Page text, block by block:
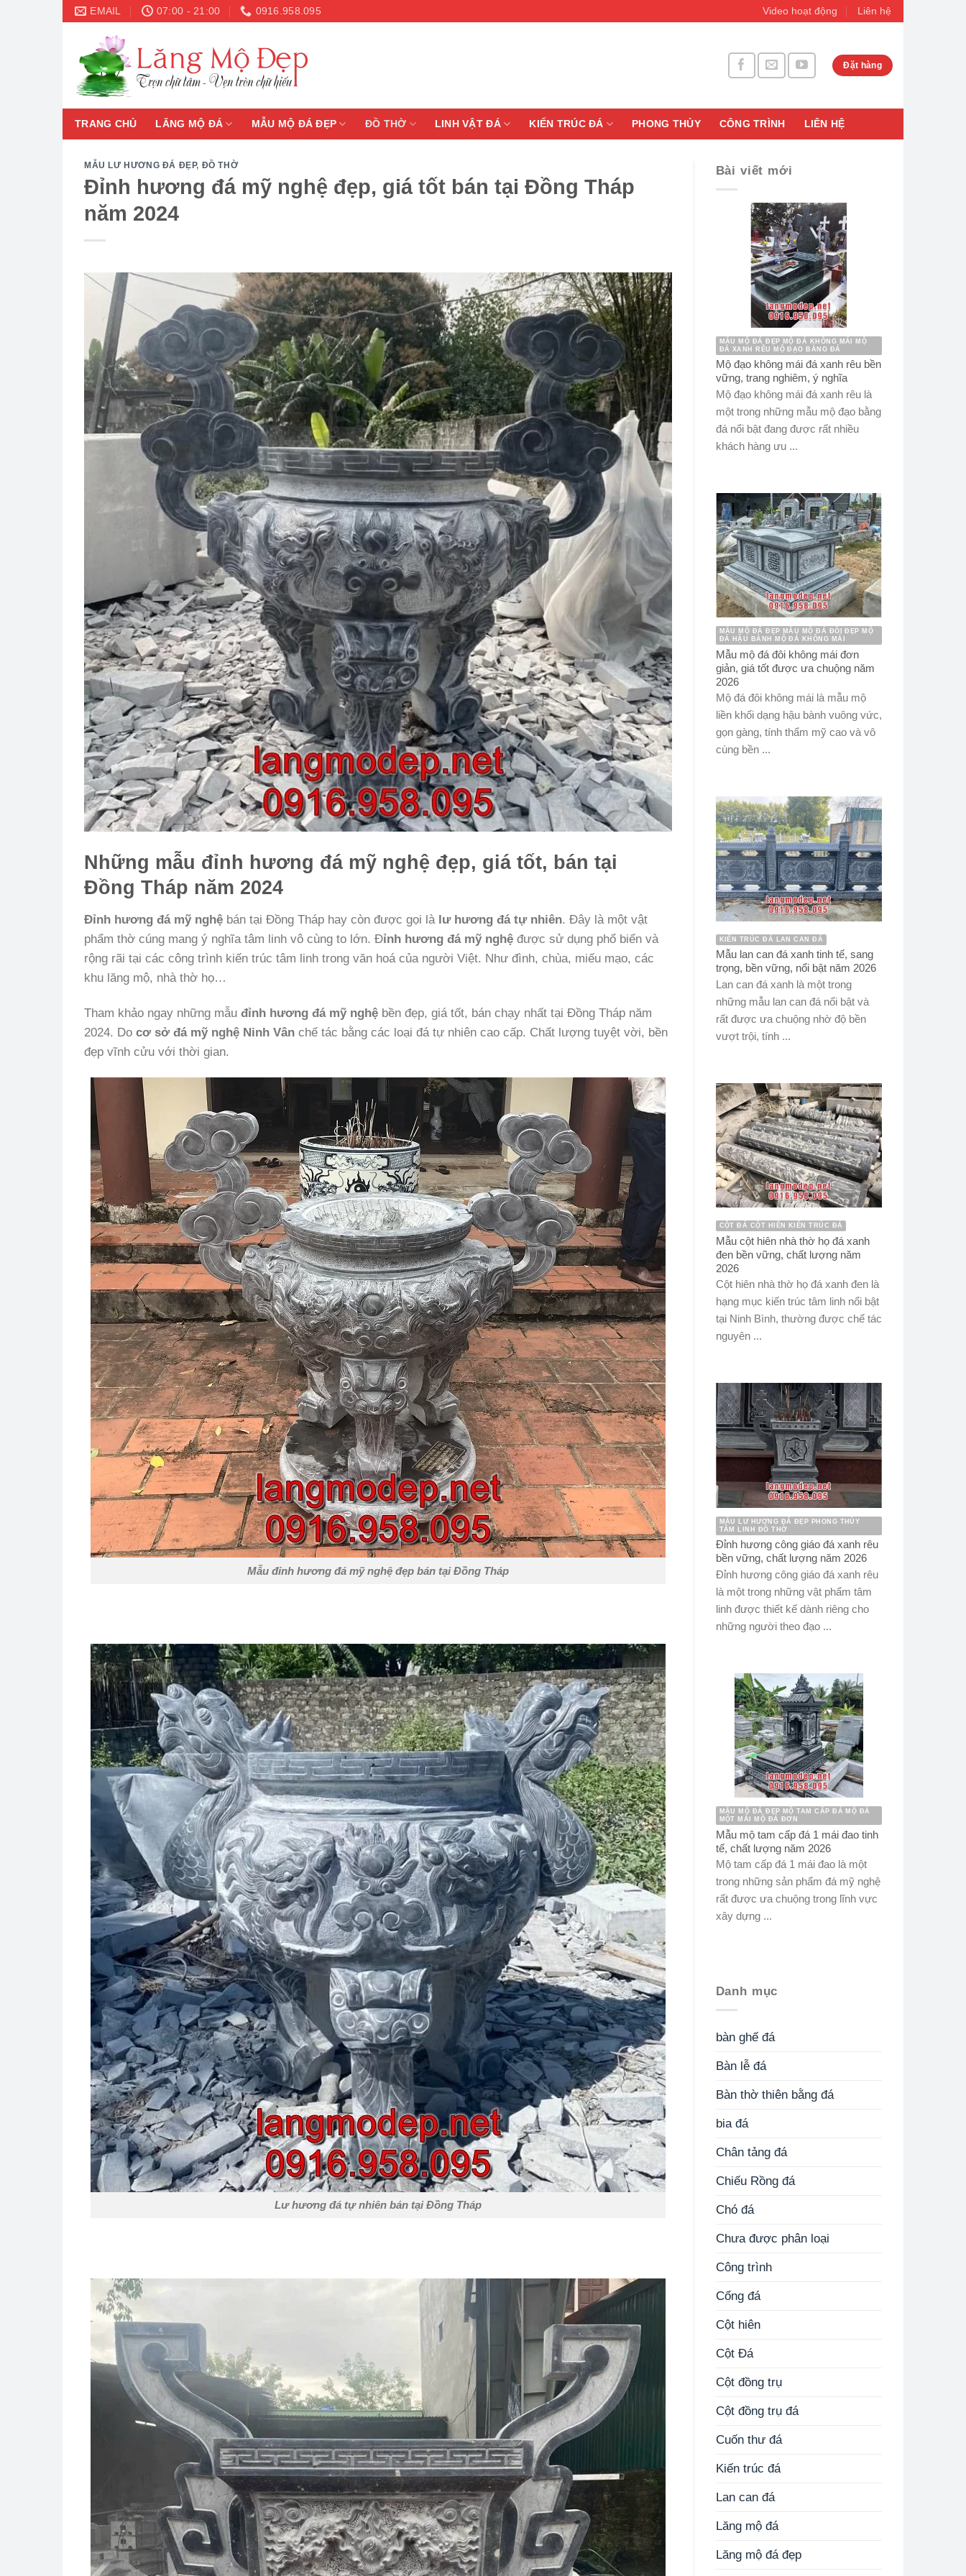
Skip
content
EMAIL 07:00 - 21:00 0916.958.095 Video hoạt động Liên hệ
Đặt hàng
TRANG CHỦ LĂNG MỘ ĐÁ MẪU MỘ ĐÁ ĐẸP ĐỒ THỜ LINH VẬT ĐÁ KIẾN TRÚC ĐÁ PHONG THỦY CÔNG TRÌNH LIÊN HỆ
MẪU LƯ HƯƠNG ĐÁ ĐẸP, ĐỒ THỜ
Đỉnh hương đá mỹ nghệ đẹp, giá tốt bán tại Đồng Tháp
năm 2024
Những mẫu đỉnh hương đá mỹ nghệ đẹp, giá tốt, bán tại
Đồng Tháp năm 2024
Đỉnh hương đá mỹ nghệ bán tại Đồng Tháp hay còn được gọi là lư hương đá tự nhiên. Đây là một vật
phẩm thờ cúng mang ý nghĩa tâm linh vô cùng to lớn. Đỉnh hương đá mỹ nghệ được sử dụng phổ biến và
rộng rãi tại các công trình kiến trúc tâm linh trong văn hoá của người Việt. Như đình, chùa, miếu mạo, các
khu lăng mộ, nhà thờ họ…
Tham khảo ngay những mẫu đỉnh hương đá mỹ nghệ bền đẹp, giá tốt, bán chạy nhất tại Đồng Tháp năm
2024. Do cơ sở đá mỹ nghệ Ninh Vân chế tác bằng các loại đá tự nhiên cao cấp. Chất lượng tuyệt vời, bền
đẹp vĩnh cửu với thời gian.
Mẫu đỉnh hương đá mỹ nghệ đẹp bán tại Đồng Tháp
Lư hương đá tự nhiên bán tại Đồng Tháp
Bài viết mới
MẪU MỘ ĐÁ ĐẸP MỘ ĐÁ KHÔNG MÁI MỘ
ĐÁ XANH RÊU MỘ ĐẠO BẰNG ĐÁ
Mộ đạo không mái đá xanh rêu bền
vững, trang nghiêm, ý nghĩa
Mộ đạo không mái đá xanh rêu là
một trong những mẫu mộ đạo bằng
đá nổi bật đang được rất nhiều
khách hàng ưu ...
MẪU MỘ ĐÁ ĐẸP MẪU MỘ ĐÁ ĐÔI ĐẸP MỘ
ĐÁ HẬU BÀNH MỘ ĐÁ KHÔNG MÁI
Mẫu mộ đá đôi không mái đơn
giản, giá tốt được ưa chuộng năm
2026
Mộ đá đôi không mái là mẫu mộ
liền khối dạng hậu bành vuông vức,
gọn gàng, tính thẩm mỹ cao và vô
cùng bền ...
KIẾN TRÚC ĐÁ LAN CAN ĐÁ
Mẫu lan can đá xanh tinh tế, sang
trọng, bền vững, nổi bật năm 2026
Lan can đá xanh là một trong
những mẫu lan can đá nổi bật và
rất được ưa chuộng nhờ độ bền
vượt trội, tính ...
CỘT ĐÁ CỘT HIÊN KIẾN TRÚC ĐÁ
Mẫu cột hiên nhà thờ họ đá xanh
đen bền vững, chất lượng năm
2026
Cột hiên nhà thờ họ đá xanh đen là
hạng mục kiến trúc tâm linh nổi bật
tại Ninh Bình, thường được chế tác
nguyên ...
MẪU LƯ HƯƠNG ĐÁ ĐẸP PHONG THỦY
TÂM LINH ĐỒ THỜ
Đỉnh hương công giáo đá xanh rêu
bền vững, chất lượng năm 2026
Đỉnh hương công giáo đá xanh rêu
là một trong những vật phẩm tâm
linh được thiết kế dành riêng cho
những người theo đạo ...
MẪU MỘ ĐÁ ĐẸP MỘ TAM CẤP ĐÁ MỘ ĐÁ
MỘT MÁI MỘ ĐÁ ĐƠN
Mẫu mộ tam cấp đá 1 mái đao tinh
tế, chất lượng năm 2026
Mộ tam cấp đá 1 mái đao là một
trong những sản phẩm đá mỹ nghệ
rất được ưa chuộng trong lĩnh vực
xây dựng ...
Danh mục
bàn ghế đá
Bàn lễ đá
Bàn thờ thiên bằng đá
bia đá
Chân tảng đá
Chiếu Rồng đá
Chó đá
Chưa được phân loại
Công trình
Cổng đá
Cột hiên
Cột Đá
Cột đồng trụ
Cột đồng trụ đá
Cuốn thư đá
Kiến trúc đá
Lan can đá
Lăng mộ đá
Lăng mộ đá đẹp